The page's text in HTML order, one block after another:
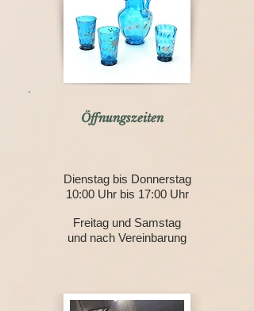
Öffnungszeiten
Dienstag bis Donnerstag
10:00 Uhr bis 17:00 Uhr
Freitag und Samstag
und nach Vereinbarung